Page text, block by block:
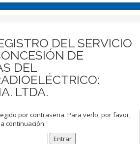
DEL SERVICIO
DE
DEL
LTDA.
por contraseña. Para verlo, por favor,
continuación: